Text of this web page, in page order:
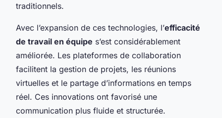
traditionnels.
Avec l’expansion de ces technologies, l’efficacité
de travail en équipe s’est considérablement
améliorée. Les plateformes de collaboration
facilitent la gestion de projets, les réunions
virtuelles et le partage d’informations en temps
réel. Ces innovations ont favorisé une
communication plus fluide et structurée.